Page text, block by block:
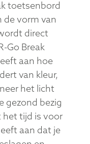
toetsenbord
de vorm van
direct
Go Break
aan hoe
van kleur,
het licht
gezond bezig
het tijd is voor
aan dat je